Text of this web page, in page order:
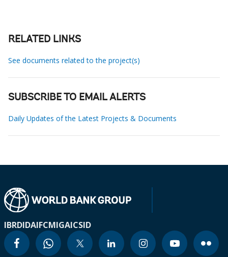
RELATED LINKS
See documents related to the project(s)
SUBSCRIBE TO EMAIL ALERTS
Daily Updates of the Latest Projects & Documents
IBRDIDAIFCMIGAICSID